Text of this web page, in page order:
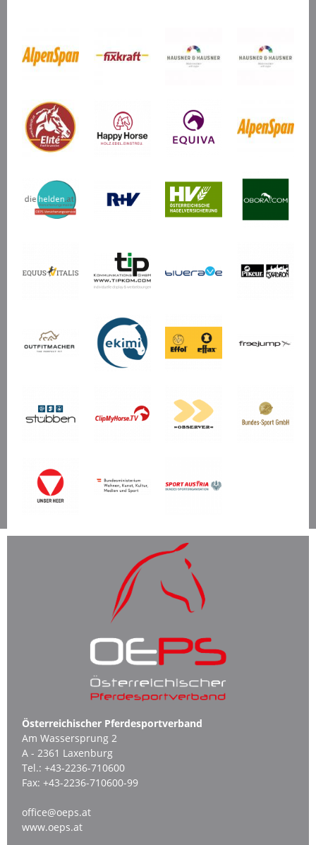
Österreichischer Pferdesportverband
Am Wassersprung 2
A - 2361 Laxenburg
Tel.: +43-2236-710600
Fax: +43-2236-710600-99
office@oeps.at
www.oeps.at